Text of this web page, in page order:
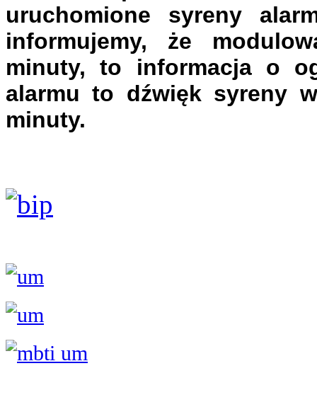
uruchomione syreny
informujemy, że
minuty, to informacja o
alarmu to dźwięk syreny
minuty.